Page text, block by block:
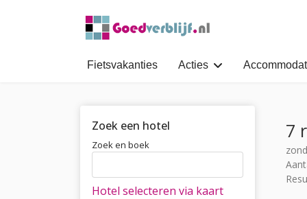
Fietsvakanties Acties
Zoek een hotel
Zoek en boek
Hotel selecteren via kaart
7